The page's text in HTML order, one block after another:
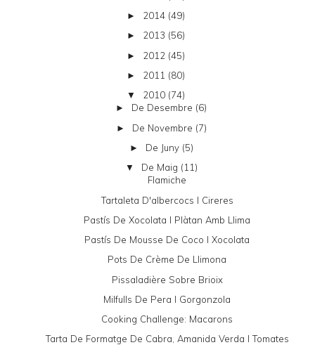
► 2014 (49)
► 2013 (56)
► 2012 (45)
► 2011 (80)
▼ 2010 (74)
► De Desembre (6)
► De Novembre (7)
► De Juny (5)
▼ De Maig (11)
Flamiche
Tartaleta D'albercocs I Cireres
Pastís De Xocolata I Plàtan Amb Llima
Pastís De Mousse De Coco I Xocolata
Pots De Crème De Llimona
Pissaladière Sobre Brioix
Milfulls De Pera I Gorgonzola
Cooking Challenge: Macarons
Tarta De Formatge De Cabra, Amanida Verda I Tomates